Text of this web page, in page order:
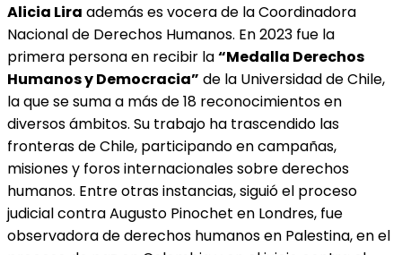
Alicia Lira además es vocera de la Coordinadora
Nacional de Derechos Humanos. En 2023 fue la
primera persona en recibir la“Medalla Derechos
Humanos y Democracia” de la Universidad de Chile,
la que se suma a más de 18 reconocimientos en
diversos ámbitos. Su trabajo ha trascendido las
fronteras de Chile, participando en campañas,
misiones y foros internacionales sobre derechos
humanos. Entre otras instancias, siguió el proceso
judicial contra Augusto Pinochet en Londres, fue
observadora de derechos humanos en Palestina, en el